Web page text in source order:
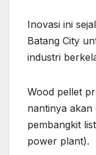
Inovasi ini
Batang City
industri
Wood pellet
nantinya akan
pembangkit
power plant).